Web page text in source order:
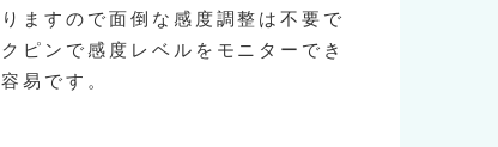
ますので面倒な感度調整は不要で
ピンで感度レベルをモニターでき
易です。